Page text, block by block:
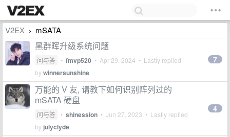
V2EX › mSATA
黑群晖升级系统问题
问与答 • fmvp520 • Apr 29, 2024 • Lastly replied
bywinnersunshine
7
万能的 V 友, 请教下如何识别阵列过的
mSATA 硬盘
问与答 • shinession • Jun 27, 2023 • Lastly replied
by julyclyde
4